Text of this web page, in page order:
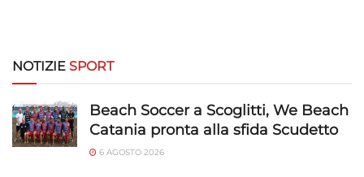
NOTIZIE SPORT
Beach Soccer a Scoglitti, We Beach
Catania pronta alla sfida Scudetto
6 AGOSTO 2026